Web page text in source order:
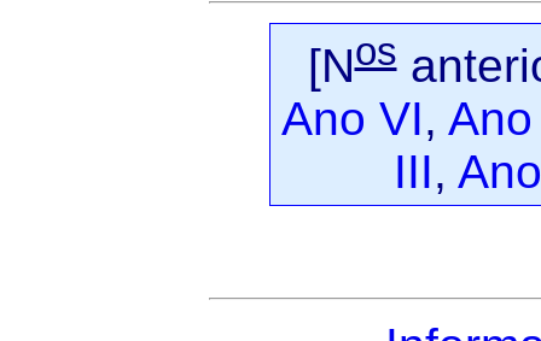
[Nos
Ano VI, Ano
III,